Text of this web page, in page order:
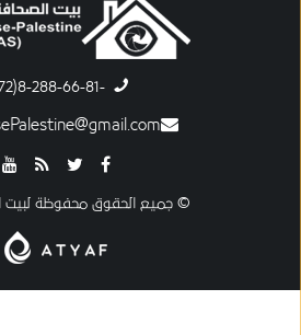
-8-288-66-81(972)
© جميع الحقوق محفوظة لبيت